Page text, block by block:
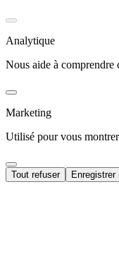
Analytique
Nous aide à comprendre
Marketing
Utilisé pour vous
Tout refuser Enregistrer